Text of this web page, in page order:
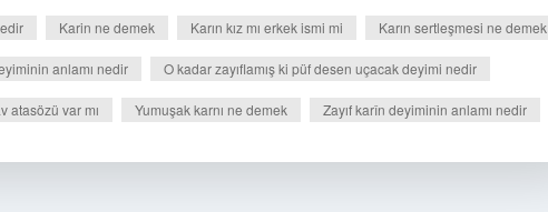
Karin ne demek Karın kız mı erkek ismi mi Karın sertleşmesi ne demek
anlamı nedir O kadar zayıflamış ki püf desen uçacak deyimi nedir
atasözü var mı Yumuşak karnı ne demek Zayıf karîn deyiminin anlamı nedir